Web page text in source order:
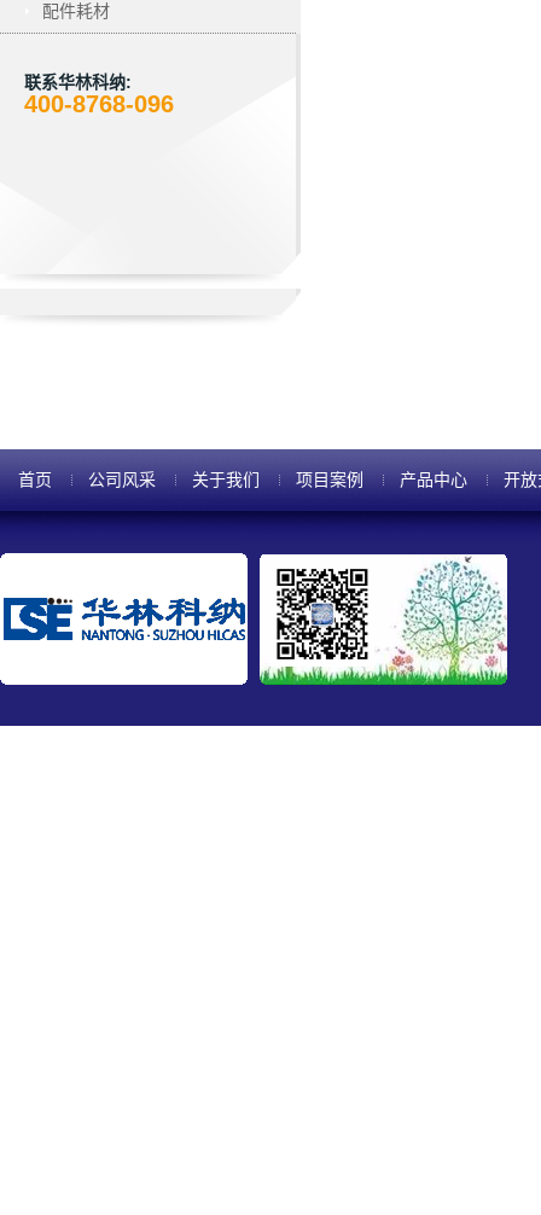
配件耗材
联系华林科纳:
400-8768-096
首页 公司风采 关于我们 项目案例 产品中心 开放